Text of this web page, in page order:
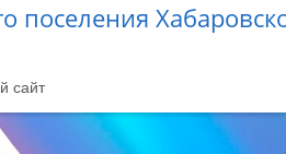
поселения
сайт